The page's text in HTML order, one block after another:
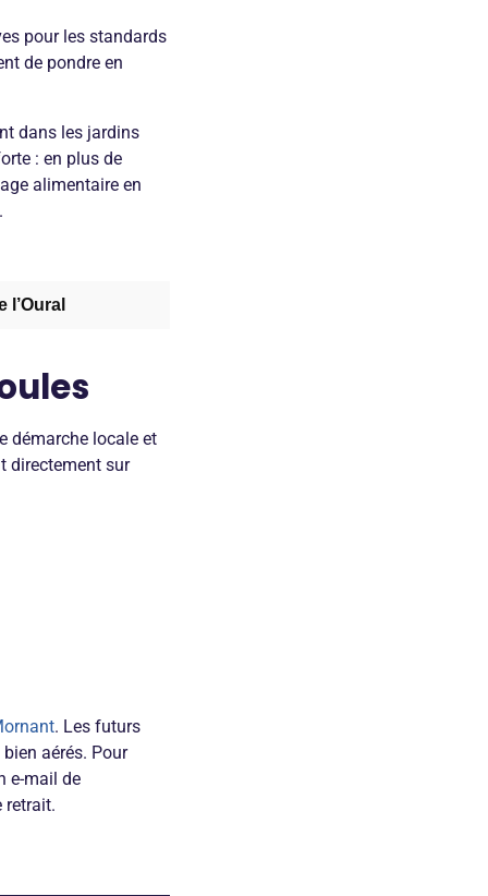
pour les standards
de pondre en
dans les jardins
: en plus de
alimentaire en
démarche locale et
directement sur
. Les futurs
aérés. Pour
e-mail de
retrait.